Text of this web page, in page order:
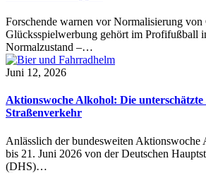
Forschende warnen vor Normalisierung
Glücksspielwerbung gehört im Profifußball
Normalzustand –…
Juni 12, 2026
Aktionswoche Alkohol: Die
Straßenverkehr
Anlässlich der bundesweiten
bis 21. Juni 2026 von der Deutschen
(DHS)…